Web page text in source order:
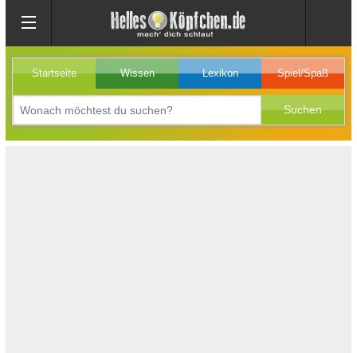
Startseite Wissen Lexikon Spiel/Spaß